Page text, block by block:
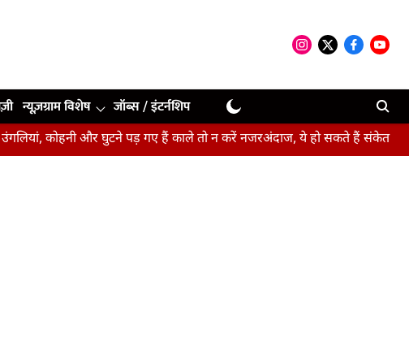
न्यूज़ग्राम विशेष जॉब्स / इंटर्नशिप
और घुटने पड़ गए हैं काले तो न करें नजरअंदाज, ये हो सकते हैं संकेत